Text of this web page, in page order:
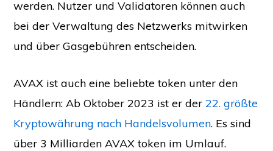
werden. Nutzer und Validatoren können auch
bei der Verwaltung des Netzwerks mitwirken
und über Gasgebühren entscheiden.
AVAX ist auch eine beliebte token unter den
Händlern: Ab Oktober 2023 ist er der22. größte
Kryptowährung nach Handelsvolumen. Es sind
über 3 Milliarden AVAX token im Umlauf.